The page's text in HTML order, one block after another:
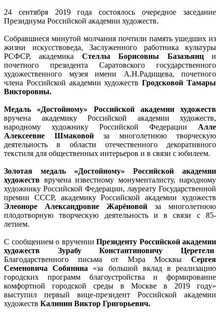
24 сентября 2019 года состоялось очередное заседание
Президиума Российской академии художеств.
Собравшиеся минутой молчания почтили память ушедших из
жизни искусствоведа, Заслуженного работника культуры
РСФСР, академика Стеллы Борисовны Базазьянци
почетного президента Саратовского государственного
художественного музея имени А.Н.Радищева, почетного
члена Российской академии художествГродсковой Тамары
Викторовны.
Медаль «Достойному» Российской академии художеств
вручена академику Российской академии художеств,
народному художнику Российской Федерации Алле
Алексеевне Шмаковойза многолетнюю творческую
деятельность в области отечественного декоративного
текстиля для общественных интерьеров и в связи с юбилеем.
Золотая медаль «Достойному» Российской академии
художеств вручена известному монументалисту, народному
художнику Российской Федерации, лауреату Государственной
премии СССР, академику Российской академии художеств
Элеоноре Александровне Жарёновой за многолетнюю
плодотворную творческую деятельность и в связи с 85-
летием.
С сообщением о вручении Президенту Российской академии
художеств Зурабу Константиновичу Церетели
Благодарственного письма от Мэра Москвы Сергея
Семеновича Собянина «за большой вклад в реализацию
городских программ благоустройства и формирование
комфортной городской среды в Москве в 2019 году»
выступил первый вице-президент Российской академии
художеств Калинин Виктор Григорьевич.